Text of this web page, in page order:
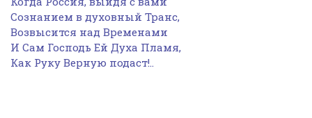
Сознанием в духовный Транс,
Возвысится над Временами
И Сам Господь Ей Духа Пламя,
Как Руку Верную подаст!..